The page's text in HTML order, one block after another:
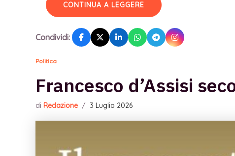
CONTINUA A LEGGERE
Condividi:
Politica
Francesco d’Assisi
di Redazione / 3 Luglio 2026